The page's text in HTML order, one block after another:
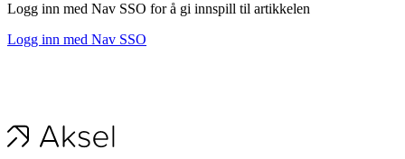
Logg inn med Nav SSO for å gi innspill til artikkelen
Logg inn med Nav SSO